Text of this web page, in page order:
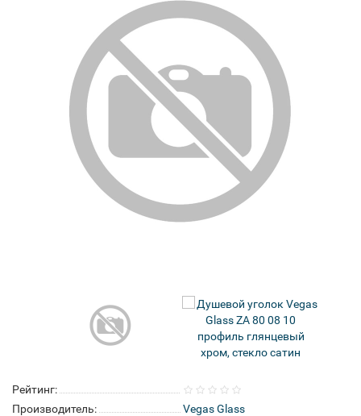
Рейтинг:
Производитель:
Vegas Glass